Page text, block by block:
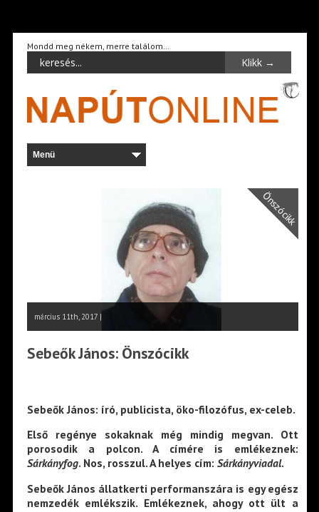
Mondd meg nékem, merre találom…
Önszócikk
március 11th, 2017 |
Sebeők János: Önszócikk
Sebeők János: író, publicista, öko-filozófus, ex-celeb.
Első regénye sokaknak még mindig megvan. Ott
porosodik a polcon. A címére is emlékeznek:
Sárkányfog. Nos, rosszul. A helyes cím: Sárkányviadal.
Sebeők János állatkerti performanszára is egy egész
nemzedék emlékszik. Emlékeznek, ahogy ott ült a